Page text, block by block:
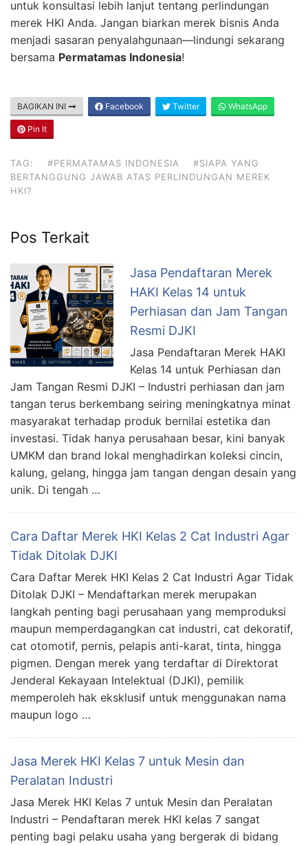
untuk konsultasi lebih lanjut tentang perlindungan
merek HKI Anda. Jangan biarkan merek bisnis Anda
menjadi sasaran penyalahgunaan—lindungi sekarang
bersama Permatamas Indonesia!
BAGIKAN INI Facebook Twitter WhatsApp
Pin It
TAG: #PERMATAMAS INDONESIA
#SIAPA YANG
BERTANGGUNG JAWAB ATAS PERLINDUNGAN MEREK
HKI?
Pos Terkait
Jasa Pendaftaran Merek
HAKI Kelas 14 untuk
Perhiasan dan Jam Tangan
Resmi DJKI
Jasa Pendaftaran Merek HAKI
Kelas 14 untuk Perhiasan dan
Jam Tangan Resmi DJKI – Industri perhiasan dan jam
tangan terus berkembang seiring meningkatnya minat
masyarakat terhadap produk bernilai estetika dan
investasi. Tidak hanya perusahaan besar, kini banyak
UMKM dan brand lokal menghadirkan koleksi cincin,
kalung, gelang, hingga jam tangan dengan desain yang
unik. Di tengah …
Cara Daftar Merek HKI Kelas 2 Cat Industri Agar
Tidak Ditolak DJKI
Cara Daftar Merek HKI Kelas 2 Cat Industri Agar Tidak
Ditolak DJKI – Mendaftarkan merek merupakan
langkah penting bagi perusahaan yang memproduksi
maupun memperdagangkan cat industri, cat dekoratif,
cat otomotif, pernis, pelapis anti-karat, tinta, hingga
pigmen. Dengan merek yang terdaftar di Direktorat
Jenderal Kekayaan Intelektual (DJKI), pemilik
memperoleh hak eksklusif untuk menggunakan nama
maupun logo …
Jasa Merek HKI Kelas 7 untuk Mesin dan
Peralatan Industri
Jasa Merek HKI Kelas 7 untuk Mesin dan Peralatan
Industri – Pendaftaran merek HKI kelas 7 sangat
penting bagi pelaku usaha yang bergerak di bidang